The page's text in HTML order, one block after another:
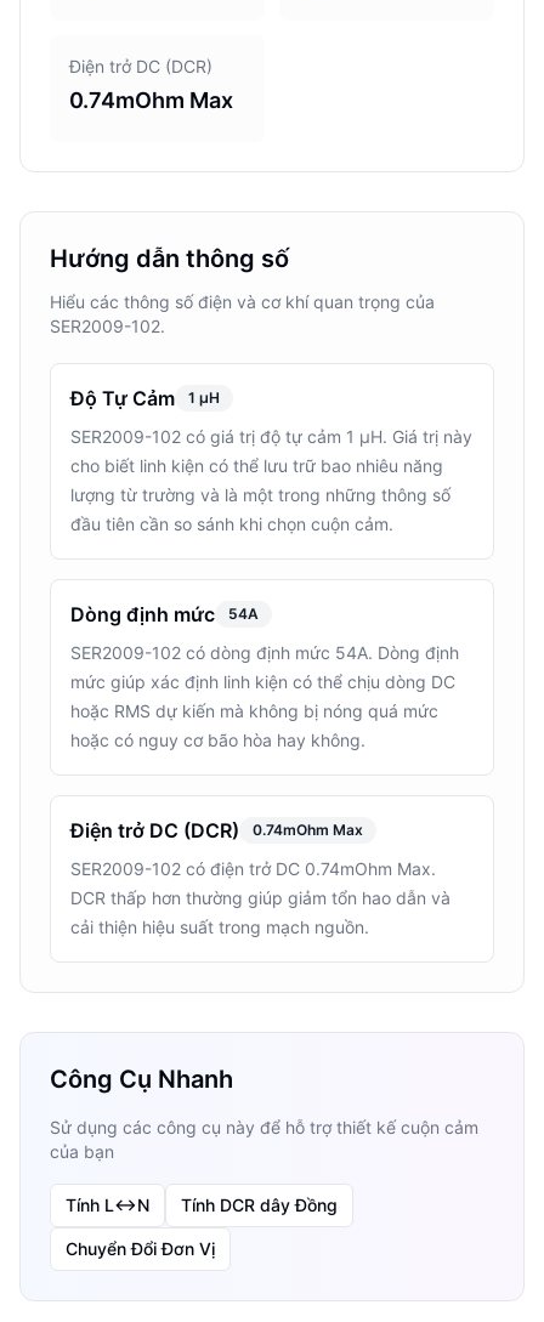
Điện trở DC (DCR)
0.74mOhm Max
Hướng dẫn thông số
Hiểu các thông số điện và cơ khí quan trọng của
SER2009-102.
Độ Tự Cảm 1 μH
SER2009-102 có giá trị độ tự cảm 1 μH. Giá trị này
cho biết linh kiện có thể lưu trữ bao nhiêu năng
lượng từ trường và là một trong những thông số
đầu tiên cần so sánh khi chọn cuộn cảm.
Dòng định mức 54A
SER2009-102 có dòng định mức 54A. Dòng định
mức giúp xác định linh kiện có thể chịu dòng DC
hoặc RMS dự kiến mà không bị nóng quá mức
hoặc có nguy cơ bão hòa hay không.
Điện trở DC (DCR) 0.74mOhm Max
SER2009-102 có điện trở DC 0.74mOhm Max.
DCR thấp hơn thường giúp giảm tổn hao dẫn và
cải thiện hiệu suất trong mạch nguồn.
Công Cụ Nhanh
Sử dụng các công cụ này để hỗ trợ thiết kế cuộn cảm
của bạn
Tính L↔N Tính DCR dây Đồng
Chuyển Đổi Đơn Vị